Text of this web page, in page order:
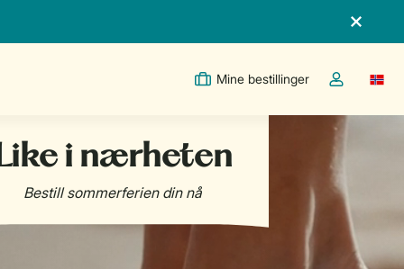
Mine bestillinger
Toggle the